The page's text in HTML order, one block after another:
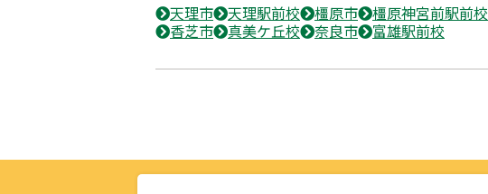
天理市 天理駅前校 橿原市 橿原神宮前駅前校
香芝市
真美ケ丘校 奈良市 富雄駅前校